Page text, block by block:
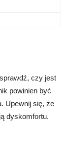
czy jest
powinien być
Upewnij się, że
dyskomfortu.